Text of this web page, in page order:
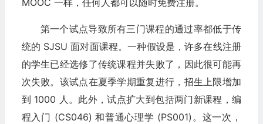
MOOC 一样，任何人都可以随时免费注册。
第一个试点导致所有三门课程的通过率都低于传
统的 SJSU 面对面课程。一种假设是，许多在线注册
的学生已经选修了传统课程并失败了，因此很可能再
次失败。该试点在夏季学期重复进行，招生上限增加
到 1000 人。此外，试点扩大到包括两门新课程，编
程入门 (CS046) 和普通心理学 (PS001)。这一次，